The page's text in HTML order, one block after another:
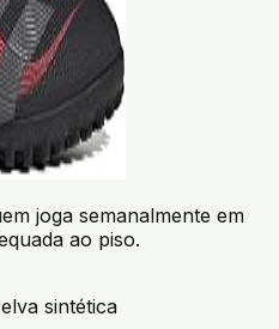
joga semanalmente em
ao piso.
sintética